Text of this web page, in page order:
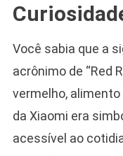
Você sabia que a
acrônimo de “Red
vermelho, alimento
da Xiaomi era
acessível ao